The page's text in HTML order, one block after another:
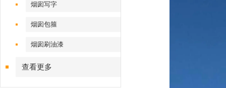
烟囱写字
烟囱包箍
烟囱刷油漆
查看更多